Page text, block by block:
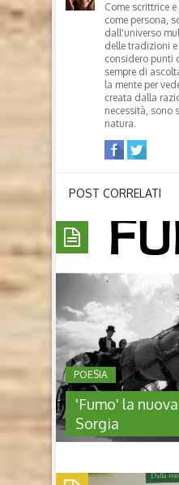
Come scrittrice
come persona,
dall'universo
delle tradizioni
considero punti
sempre di
la mente per
creata dalla
necessità, sono
natura.
POST CORRELATI
POESIA
'Fumo' la
Sorgia